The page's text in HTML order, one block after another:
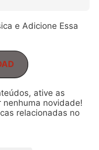
e Adicione Essa
ative as
novidade!
relacionadas no